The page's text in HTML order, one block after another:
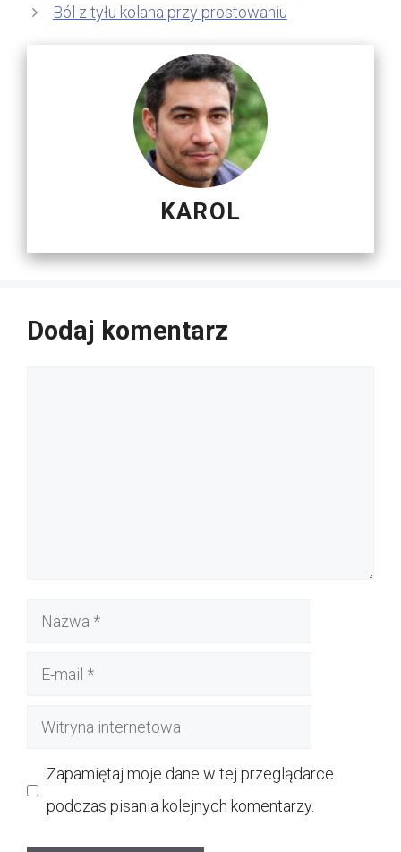
Ból z tyłu kolana przy prostowaniu
KAROL
Dodaj komentarz
Nazwa
Witryna
Zapamiętaj moje dane w tej przeglądarce
podczas pisania kolejnych komentarzy.